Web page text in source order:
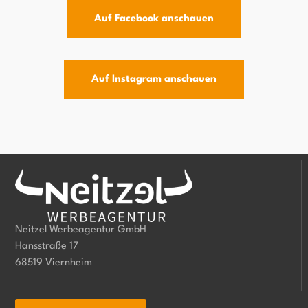
Auf Facebook anschauen
Auf Instagram anschauen
Neitzel Werbeagentur GmbH
Hansstraße 17
68519 Viernheim